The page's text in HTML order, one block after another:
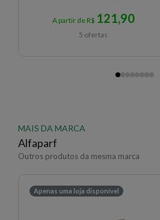
A partir de R$ 121,90
5 ofertas
MAIS DA MARCA
Alfaparf
Outros produtos da mesma marca
Apenas uma loja disponível